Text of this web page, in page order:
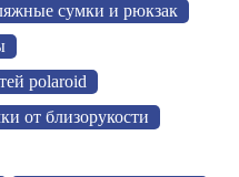
сумки и рюкзак
polaroid
от близорукости